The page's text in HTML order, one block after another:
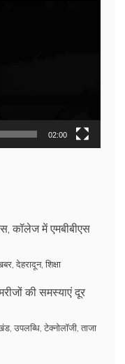
02:00
कॉलेज में एमबीबीएस
देहरादून, शिक्षा
की समस्याएं दूर
उपलब्धि टेक्नोलॉजी ताजा